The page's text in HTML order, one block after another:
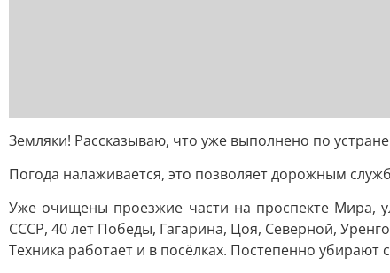
Земляки! Рассказываю, что уже выполнено по
Погода налаживается, это позволяет дорожным
Уже очищены проезжие части на проспекте Мира,
СССР, 40 лет Победы, Гагарина, Цоя, Северной,
Техника работает и в посёлках. Постепенно убирают